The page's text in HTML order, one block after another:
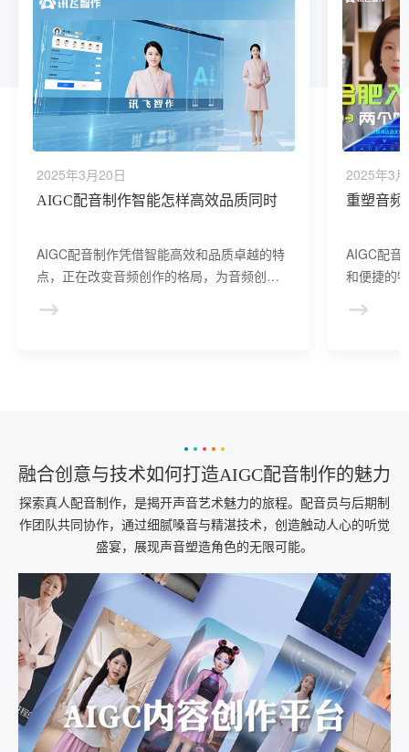
2025年3月20日
AIGC配音制作智能怎样高效品质同时
AIGC配音制作凭借智能高效和品质卓越的特
点，正在改变音频创作的格局，为音频创作
案。
2025年3
重塑音频
AIGC配音
和便捷的
和可能性。
融合创意与技术如何打造AIGC配音制作的魅力
探索真人配音制作，是揭开声音艺术魅力的旅程。配音员与后期制
作团队共同协作，通过细腻嗓音与精湛技术，创造触动人心的听觉
盛宴，展现声音塑造角色的无限可能。